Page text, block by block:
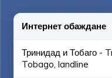
Интернет обаждане
Тринидад и Тобаго -
Tobago, landline